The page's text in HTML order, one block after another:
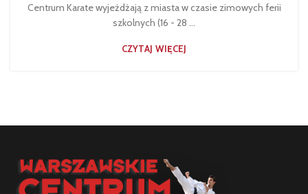
Centrum Karate wyjeżdżają z miasta w czasie zimowych ferii
szkolnych (16 - 28 ...
CZYTAJ WIĘCEJ